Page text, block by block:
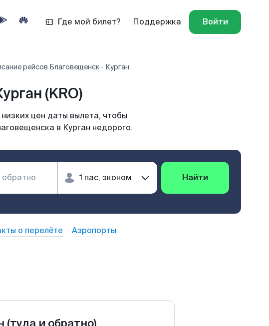
Где мой билет? Поддержка Войти
рейсов Благовещенск - Курган
(KRO)
цен даты вылета, чтобы
в Курган недорого.
Найти
о перелёте Аэропорты